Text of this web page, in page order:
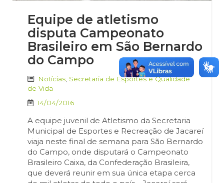
Equipe de atletismo
disputa Campeonato
Brasileiro em São Bernardo
do Campo
Notícias Secretaria de Esportes e Qualidade
de Vida
14/04/2016
A equipe juvenil de Atletismo da Secretaria
Municipal de Esportes e Recreação de Jacareí
viaja neste final de semana para São Bernardo
do Campo, onde disputará o Campeonato
Brasileiro Caixa, da Confederação Brasileira,
que deverá reunir em sua única etapa cerca